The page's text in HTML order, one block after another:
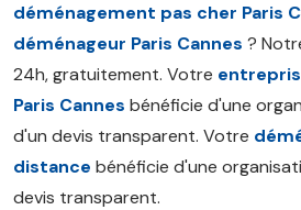
déménagement pas cher Paris
déménageur Paris Cannes ?
24h, gratuitement. Votre
Paris Cannes bénéficie d'une
d'un devis transparent. Votre
distance bénéficie d'une
devis transparent.